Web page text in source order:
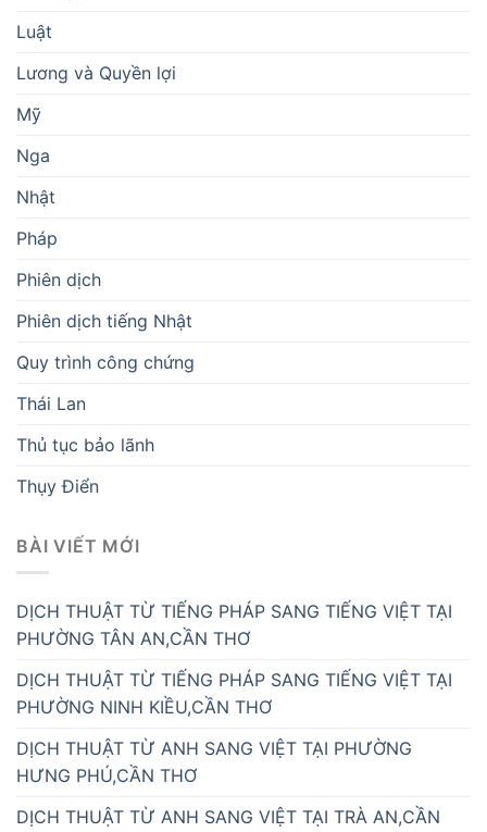
Luật
Lương và Quyền lợi
Mỹ
Nga
Nhật
Pháp
Phiên dịch
Phiên dịch tiếng Nhật
Quy trình công chứng
Thái Lan
Thủ tục bảo lãnh
Thụy Điển
BÀI VIẾT MỚI
DỊCH THUẬT TỪ TIẾNG PHÁP SANG TIẾNG VIỆT TẠI
PHƯỜNG TÂN AN,CẦN THƠ
DỊCH THUẬT TỪ TIẾNG PHÁP SANG TIẾNG VIỆT TẠI
PHƯỜNG NINH KIỀU,CẦN THƠ
DỊCH THUẬT TỪ ANH SANG VIỆT TẠI PHƯỜNG
HƯNG PHÚ,CẦN THƠ
DỊCH THUẬT TỪ ANH SANG VIỆT TẠI TRÀ AN,CẦN